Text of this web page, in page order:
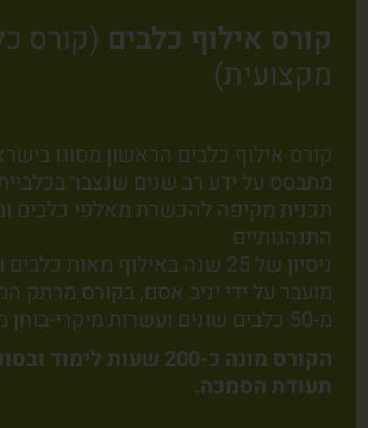
קורס אילוף כלבים (קורס
מקצועית)
קורס אילוף כלבים הראשון מסוגו
מתבסס על ידע רב שנים שנצבר
תכנית מקיפה להכשרת מאלפי כלבים
התנהגותיים
ניסיון של 25 שנה באילוף מאות
מועבר על ידי יניב אסם, בקורס מרתק
מ-50 כלבים שונים ועשרות מיקרי-בוחן מעניינים.
הקורס מונה כ-200 שעות
תעודת הסמכה.